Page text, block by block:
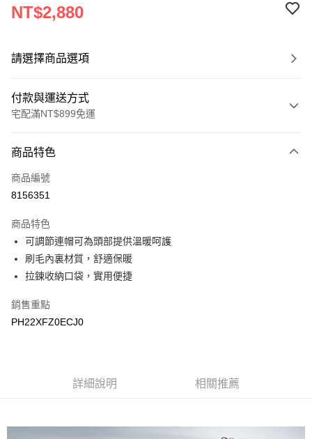
NT$2,880
請選擇商品選項
付款與運送方式
宅配滿NT$899免運
信用卡一次付款
LINE Pay
悠遊付
Google Pay
運送方式
宅配
每筆NT$399，滿NT$18,000(含以上)免運費
商品特色
商品編號
8156351
商品特色
可調節連帽可為頭部提供溫暖呵護
刷毛內裏材質，舒適保暖
拉鍊收納口袋，實用便捷
銷售重點
PH22XFZ0ECJ0
詳細說明 相關推薦